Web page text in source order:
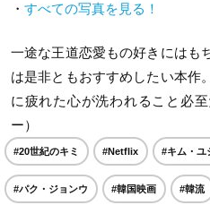
・ すべての写真を見る！
一途な王道恋愛もの好きにはも
は是非ともおすすめしたい本作
に疲れた心が洗われること必
ー）
#20世紀のキミ #Netflix #キム・ユ
#パク・ジョンウ #韓国映画 #韓流